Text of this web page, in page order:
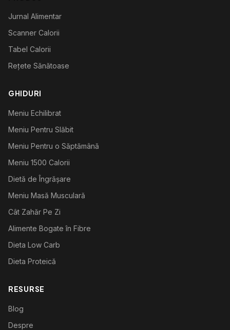
Jurnal Alimentar
Scanner Calorii
Tabel Calorii
Rețete Sănătoase
GHIDURI
Meniu Echilibrat
Meniu Pentru Slăbit
Meniu Pentru o Săptămână
Meniu 1500 Calorii
Dietă de Îngrășare
Meniu Masă Musculară
Cât Zahăr Pe Zi
Alimente Bogate în Fibre
Dieta Low Carb
Dieta Proteică
RESURSE
Blog
Despre